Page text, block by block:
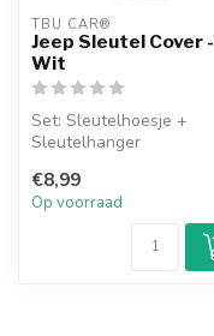
TBU CAR®
Jeep Sleutel Cover -
Wit
Set: Sleutelhoesje +
Sleutelhanger
€8,99
Op voorraad